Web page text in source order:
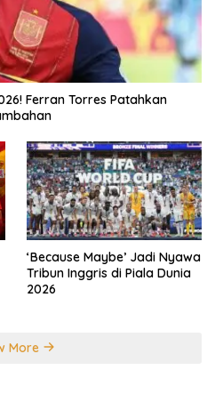
Ferran Torres Patahkan
‘Because Maybe’ Jadi Nyawa
Tribun Inggris di Piala Dunia
2026
More